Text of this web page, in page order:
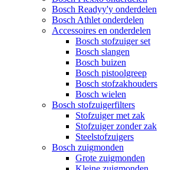
Bosch Readyy'y onderdelen
Bosch Athlet onderdelen
Accessoires en onderdelen
Bosch stofzuiger set
Bosch slangen
Bosch buizen
Bosch pistoolgreep
Bosch stofzakhouders
Bosch wielen
Bosch stofzuigerfilters
Stofzuiger met zak
Stofzuiger zonder zak
Steelstofzuigers
Bosch zuigmonden
Grote zuigmonden